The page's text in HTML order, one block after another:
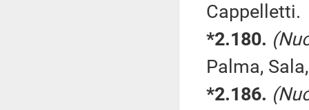
Cappelletti.
*2.180.
Palma,
*2.186.